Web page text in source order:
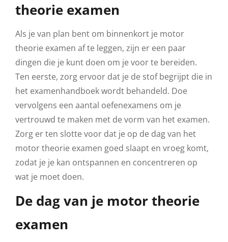
theorie examen
Als je van plan bent om binnenkort je motor
theorie examen af te leggen, zijn er een paar
dingen die je kunt doen om je voor te bereiden.
Ten eerste, zorg ervoor dat je de stof begrijpt die in
het examenhandboek wordt behandeld. Doe
vervolgens een aantal oefenexamens om je
vertrouwd te maken met de vorm van het examen.
Zorg er ten slotte voor dat je op de dag van het
motor theorie examen goed slaapt en vroeg komt,
zodat je je kan ontspannen en concentreren op
wat je moet doen.
De dag van je motor theorie
examen